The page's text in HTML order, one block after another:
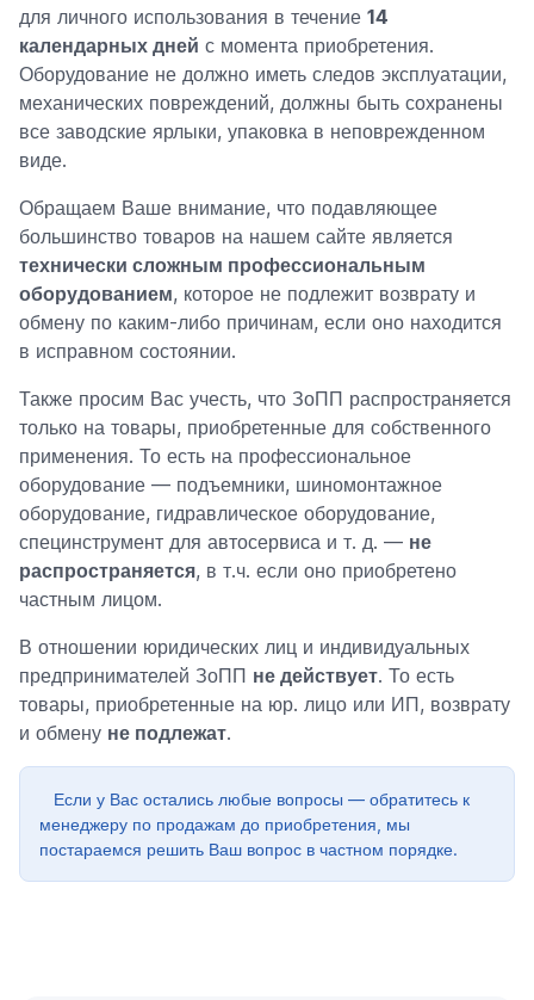
для личного использования в течение 14
календарных дней с момента приобретения.
Оборудование не должно иметь следов эксплуатации,
механических повреждений, должны быть сохранены
все заводские ярлыки, упаковка в неповрежденном
виде.
Обращаем Ваше внимание, что подавляющее
большинство товаров на нашем сайте является
технически сложным профессиональным
оборудованием, которое не подлежит возврату и
обмену по каким-либо причинам, если оно находится
в исправном состоянии.
Также просим Вас учесть, что ЗоПП распространяется
только на товары, приобретенные для собственного
применения. То есть на профессиональное
оборудование — подъемники, шиномонтажное
оборудование, гидравлическое оборудование,
специнструмент для автосервиса и т. д. — не
распространяется, в т.ч. если оно приобретено
частным лицом.
В отношении юридических лиц и индивидуальных
предпринимателей ЗоПП не действует. То есть
товары, приобретенные на юр. лицо или ИП, возврату
и обмену не подлежат.
Если у Вас остались любые вопросы — обратитесь к
менеджеру по продажам до приобретения, мы
постараемся решить Ваш вопрос в частном порядке.